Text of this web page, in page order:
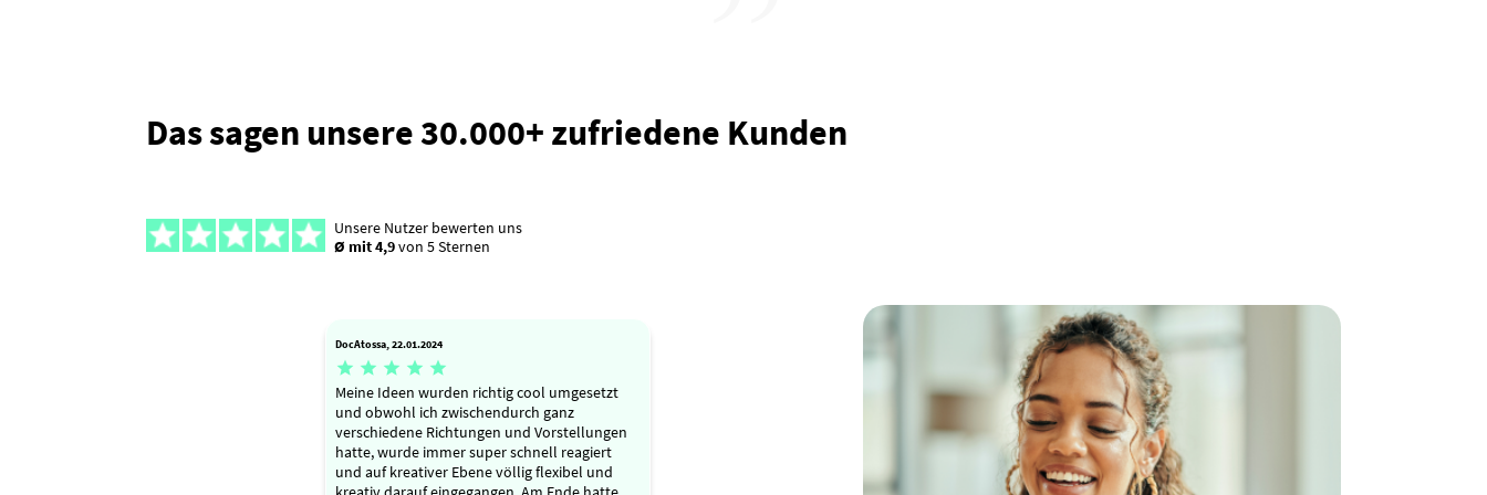
Das sagen unsere 30.000+ zufriedene Kunden
Unsere Nutzer bewerten uns
Ø mit 4,9von 5 Sternen
DocAtossa, 22.01.2024
    
Meine Ideen wurden richtig cool umgesetzt
und obwohl ich zwischendurch ganz
verschiedene Richtungen und Vorstellungen
hatte, wurde immer super schnell reagiert
und auf kreativer Ebene völlig flexibel und